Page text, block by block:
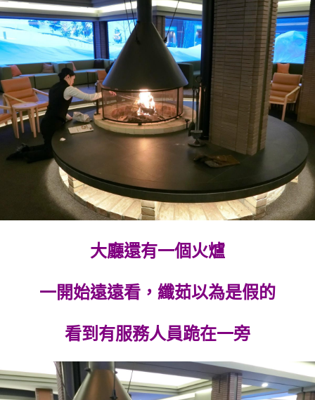
大廳還有一個火爐
一開始遠遠看，纖茹以為是假的
看到有服務人員跪在一旁